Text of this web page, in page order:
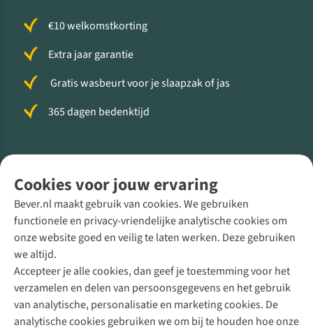
Cookies voor jouw ervaring
Bever.nl maakt gebruik van cookies. We gebruiken
functionele en privacy-vriendelijke analytische cookies om
onze website goed en veilig te laten werken. Deze gebruiken
we altijd.
Accepteer je alle cookies, dan geef je toestemming voor het
verzamelen en delen van persoonsgegevens en het gebruik
van analytische, personalisatie en marketing cookies. De
analytische cookies gebruiken we om bij te houden hoe onze
€10 welkomstkorting
Extra jaar garantie
Gratis wasbeurt voor je slaapzak of jas
365 dagen bedenktijd
Direct advies van een Buitenexpert
+31 (0)85 888 50 88
+31 6 12 28 49 80
Contactformulier